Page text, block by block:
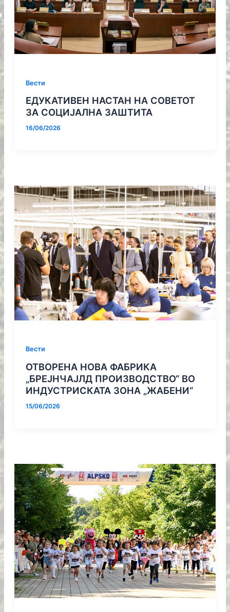
Вести
ЕДУКАТИВЕН НАСТАН НА СОВЕТОТ
ЗА СОЦИЈАЛНА ЗАШТИТА
16/06/2026
Вести
ОТВОРЕНА НОВА ФАБРИКА
„БРЕЈНЧАЈЛД ПРОИЗВОДСТВО“ ВО
ИНДУСТРИСКАТА ЗOНА „ЖАБЕНИ“
15/06/2026